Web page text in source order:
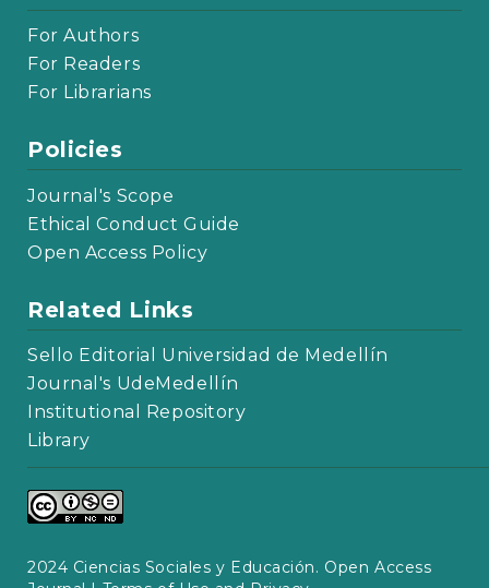
For Authors
For Readers
For Librarians
Policies
Journal's Scope
Ethical Conduct Guide
Open Access Policy
Related Links
Sello Editorial Universidad de Medellín
Journal's UdeMedellín
Institutional Repository
Library
2024 Ciencias Sociales y Educación. Open Access